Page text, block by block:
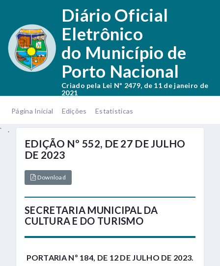
Diário Oficial
Eletrônico
do Município de
Porto Nacional
Criado pela Lei Nº 2479, de 11 de janeiro de
2021
Página Inicial
Edições
Estatísticas
.
.
EDIÇÃO Nº 552, DE 27 DE JULHO
DE 2023
Download
SECRETARIA MUNICIPAL DA
CULTURA E DO TURISMO
PORTARIA Nº 184, DE 12 DE JULHO DE 2023.